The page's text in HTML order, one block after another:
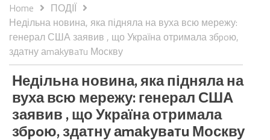
Home
ПОДІЇ
Недільна новина, яка підняла на вуха всю мережу:
генерал США заявив , що Україна отримала збpoю,
здатну аmаkувaтu Москву
Недільна новина, яка підняла на
вуха всю мережу: генерал США
заявив , що Україна отримала
збpoю, здатну аmаkувaтu Москву